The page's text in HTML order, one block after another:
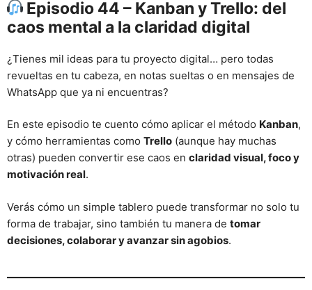
Episodio 44 – Kanban y Trello: del
caos mental a la claridad digital
¿Tienes mil ideas para tu proyecto digital… pero todas
revueltas en tu cabeza, en notas sueltas o en mensajes de
WhatsApp que ya ni encuentras?
En este episodio te cuento cómo aplicar el método Kanban,
y cómo herramientas como Trello (aunque hay muchas
otras) pueden convertir ese caos en claridad visual, foco y
motivación real.
Verás cómo un simple tablero puede transformar no solo tu
forma de trabajar, sino también tu manera de tomar
decisiones, colaborar y avanzar sin agobios.